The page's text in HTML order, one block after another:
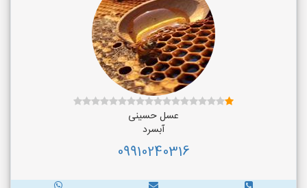
عسل حسینی
آبسرد
09910240316